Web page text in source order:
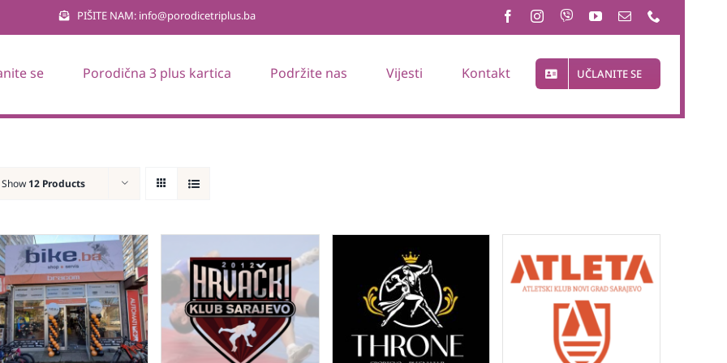
PIŠITE NAM: info@porodicetriplus.ba
se Porodična 3 plus kartica Podržite nas Vijesti Kontakt UČLANITE SE
Show 12 Products